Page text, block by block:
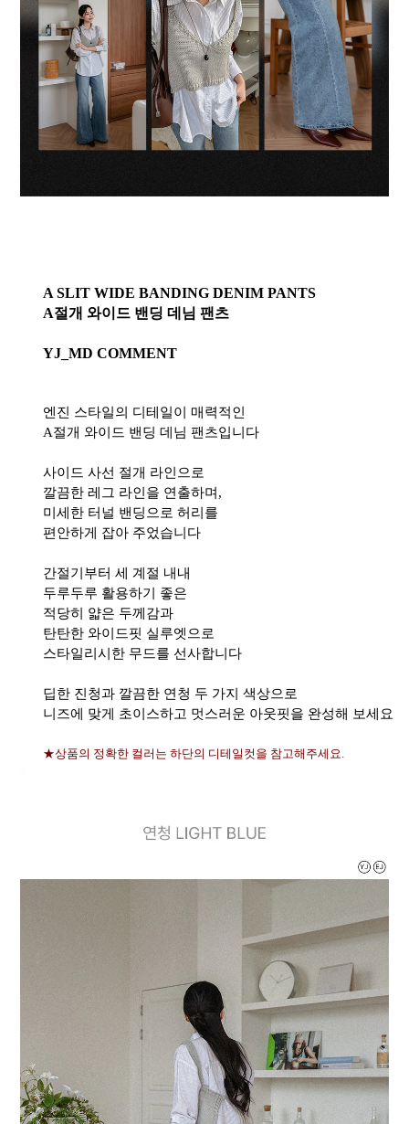
A SLIT WIDE BANDING DENIM PANTS
A절개 와이드 밴딩 데님 팬츠
YJ_MD COMMENT
엔진 스타일의 디테일이 매력적인
A절개 와이드 밴딩 데님 팬츠입니다
사이드 사선 절개 라인으로
깔끔한 레그 라인을 연출하며,
미세한 터널 밴딩으로 허리를
편안하게 잡아 주었습니다
간절기부터 세 계절 내내
두루두루 활용하기 좋은
적당히 얇은 두께감과
탄탄한 와이드핏 실루엣으로
스타일리시한 무드를 선사합니다
딥한 진청과 깔끔한 연청 두 가지 색상으로
니즈에 맞게 초이스하고 멋스러운 아웃핏을 완성해 보세요
★상품의 정확한 컬러는 하단의 디테일컷을 참고해주세요.